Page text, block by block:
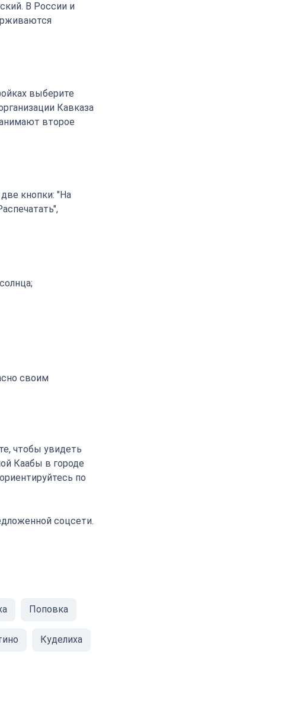
В России и
выберите
Кавказа
второе
кнопки: "На
своим
чтобы увидеть
Каабы в городе
по
соцсети.
Поповка
Куделиха